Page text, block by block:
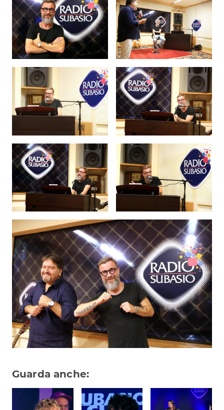
Video
Foto
Speciali
Oroscopo
Radio Subasio Music Club
Sanremo 2026
News
Musica
Cultura
Attualità
Costume
Extra
Eventi
Guarda anche: